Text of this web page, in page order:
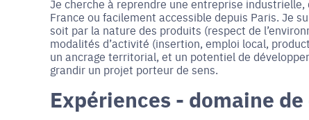
Je cherche à reprendre une entreprise
France ou facilement accessible depuis Paris. Je
soit par la nature des produits (respect de
modalités d’activité (insertion, emploi local,
un ancrage territorial, et un potentiel de
grandir un projet porteur de sens.
Expériences - domaine